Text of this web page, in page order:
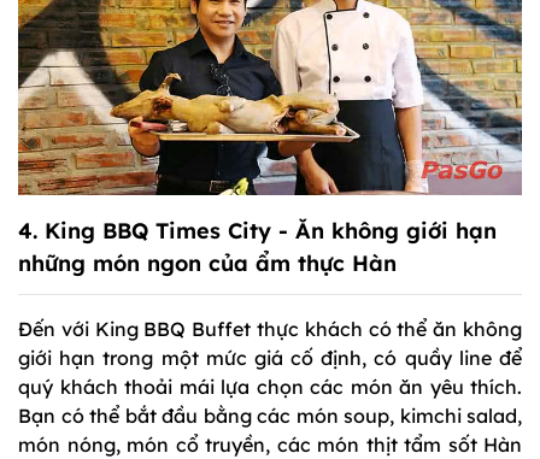
4. King BBQ Times City - Ăn không giới hạn
những món ngon của ẩm thực Hàn
Đến với King BBQ Buffet thực khách có thể ăn không
giới hạn trong một mức giá cố định, có quầy line để
quý khách thoải mái lựa chọn các món ăn yêu thích.
Bạn có thể bắt đầu bằng các món soup, kimchi salad,
món nóng, món cổ truyền, các món thịt tẩm sốt Hàn